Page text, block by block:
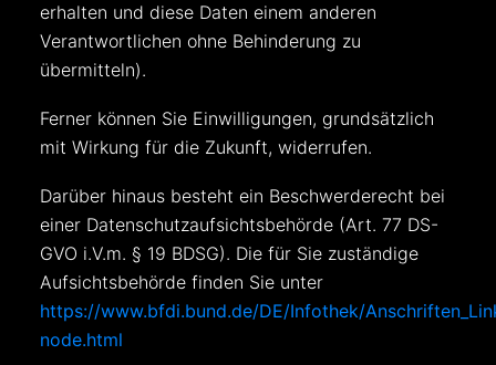
erhalten und diese Daten einem anderen
Verantwortlichen ohne Behinderung zu
übermitteln).
Ferner können Sie Einwilligungen, grundsätzlich
mit Wirkung für die Zukunft, widerrufen.
Darüber hinaus besteht ein Beschwerderecht bei
einer Datenschutzaufsichtsbehörde (Art. 77 DS-
GVO i.V.m. § 19 BDSG). Die für Sie zuständige
Aufsichtsbehörde finden Sie unter
https://www.bfdi.bund.de/DE/Infothek/
node.html